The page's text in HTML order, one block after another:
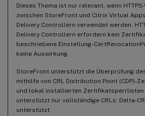
Dieses Thema ist nur relevant, wenn
zwischen StoreFront und Citrix Virtual
Delivery Controllern verwendet werden.
Delivery Controllern erfordern kein
beschriebene Einstellung -
keine Auswirkung.
StoreFront unterstützt die Überprüfung
mithilfe von CRL Distribution Point (CDP)-
und lokal installierten Zertifikatsperrlisten
unterstützt nur vollständige CRLs: Delta-
unterstützt.